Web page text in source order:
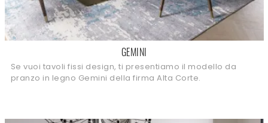
GEMINI
Se vuoi tavoli fissi design, ti presentiamo il modello da
pranzo in legno Gemini della firma Alta Corte.